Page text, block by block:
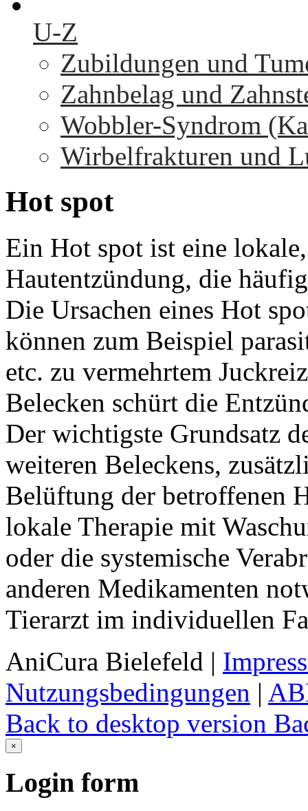
U-Z
Zubildungen und
Zahnbelag und
Wobbler-Syndrom
Wirbelfrakturen und
Hot spot
Ein Hot spot ist eine
Hautentzündung, die
Die Ursachen eines Hot
können zum Beispiel
etc. zu vermehrtem
Belecken schürt die
Der wichtigste Grundsatz
weiteren Beleckens,
Belüftung der betroffenen
lokale Therapie mit
oder die systemische
anderen Medikamenten
Tierarzt im individuellen
AniCura Bielefeld |
Nutzungsbedingungen |
Back to desktop version
×
Login form